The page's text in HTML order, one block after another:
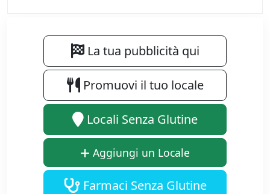
La tua pubblicità qui
Promuovi il tuo locale
Locali Senza Glutine
Aggiungi un Locale
Farmaci Senza Glutine